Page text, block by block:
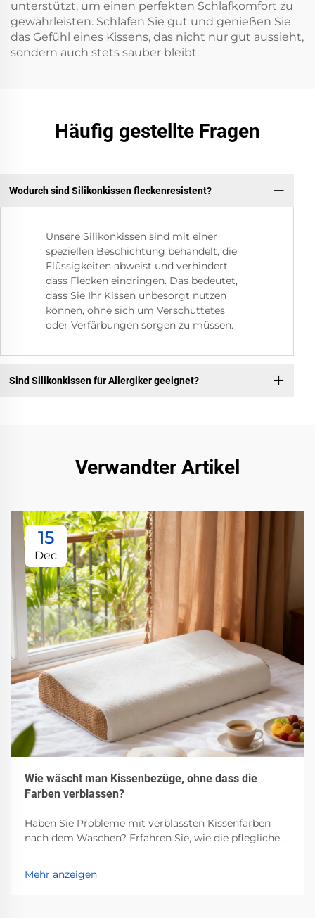
unterstützt, um einen perfekten Schlafkomfort zu
gewährleisten. Schlafen Sie gut und genießen Sie
das Gefühl eines Kissens, das nicht nur gut aussieht,
sondern auch stets sauber bleibt.
Häufig gestellte Fragen
Wodurch sind Silikonkissen fleckenresistent?
Unsere Silikonkissen sind mit einer
speziellen Beschichtung behandelt, die
Flüssigkeiten abweist und verhindert,
dass Flecken eindringen. Das bedeutet,
dass Sie Ihr Kissen unbesorgt nutzen
können, ohne sich um Verschüttetes
oder Verfärbungen sorgen zu müssen.
Sind Silikonkissen für Allergiker geeignet?
Verwandter Artikel
15
Dec
Wie wäscht man Kissenbezüge, ohne dass die
Farben verblassen?
Haben Sie Probleme mit verblassten Kissenfarben
nach dem Waschen? Erfahren Sie, wie die pflegliche
Wasser, pH-neutraler Waschmittel und schonende
Lufttrocknung funktioniert. Bewahren Sie die
Mehr anzeigen